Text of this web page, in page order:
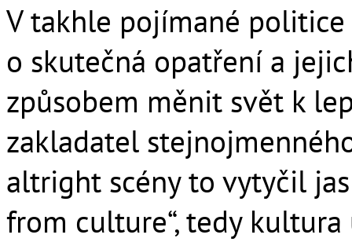
V takhle pojímané
o skutečná opatření a
způsobem měnit svět k
zakladatel
altright scény to vytyčil
from culture“, tedy